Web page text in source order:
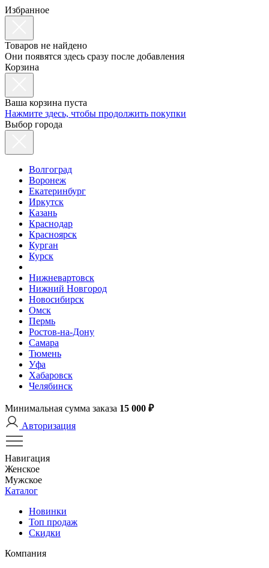
Избранное
Товаров не найдено
Они появятся здесь сразу после добавления
Корзина
Ваша корзина пуста
Нажмите здесь, чтобы продолжить покупки
Выбор города
Волгоград
Воронеж
Екатеринбург
Иркутск
Казань
Краснодар
Красноярск
Курган
Курск
Нижневартовск
Нижний Новгород
Новосибирск
Омск
Пермь
Ростов-на-Дону
Самара
Тюмень
Уфа
Хабаровск
Челябинск
Минимальная сумма заказа 15 000 ₽
Авторизация
Навигация
Женское
Мужское
Каталог
Новинки
Топ продаж
Скидки
Компания